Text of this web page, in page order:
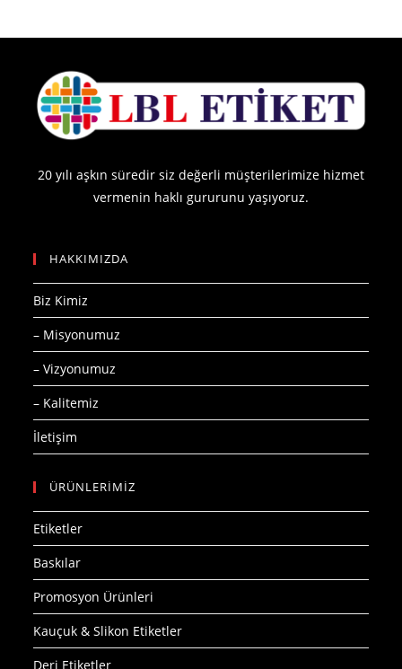
20 yılı aşkın süredir siz değerli müşterilerimize hizmet
vermenin haklı gururunu yaşıyoruz.
HAKKIMIZDA
Biz Kimiz
– Misyonumuz
– Vizyonumuz
– Kalitemiz
İletişim
ÜRÜNLERİMİZ
Etiketler
Baskılar
Promosyon Ürünleri
Kauçuk & Slikon Etiketler
Deri Etiketler